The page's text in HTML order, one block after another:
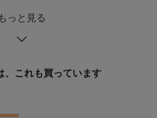
もっと見る
、これも買っています